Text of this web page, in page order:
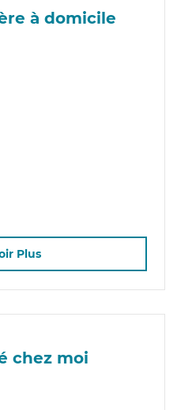
à domicile
Plus
chez moi